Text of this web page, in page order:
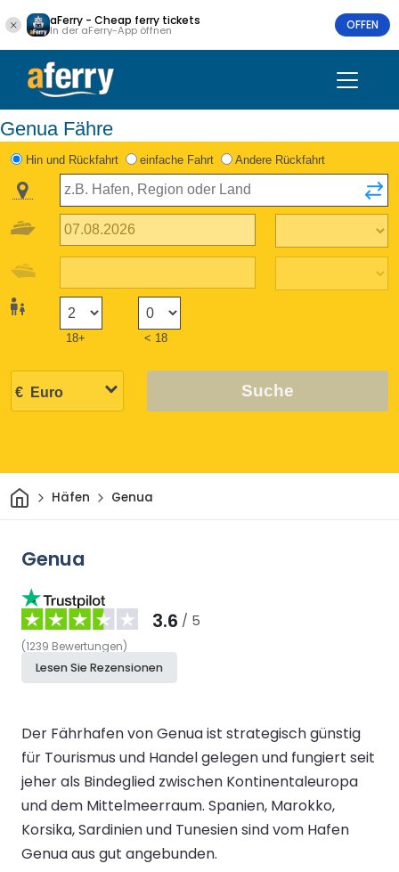
aFerry - Cheap ferry tickets
In der aFerry-App öffnen OFFEN
Genua Fähre
Hin und Rückfahrt einfache Fahrt Andere Rückfahrt
18+ < 18
Suche
HeimHäfen Genua
Genua
3.6 / 5
(1239 Bewertungen)
Lesen Sie Rezensionen
Der Fährhafen von Genua ist strategisch günstig
für Tourismus und Handel gelegen und fungiert seit
jeher als Bindeglied zwischen Kontinentaleuropa
und dem Mittelmeerraum. Spanien, Marokko,
Korsika, Sardinien und Tunesien sind vom Hafen
Genua aus gut angebunden.